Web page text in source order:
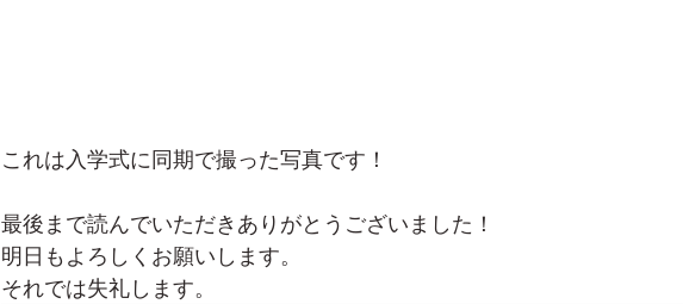
これは入学式に同期で撮った写真です！
最後まで読んでいただきありがとうございました！
明日もよろしくお願いします。
それでは失礼します。